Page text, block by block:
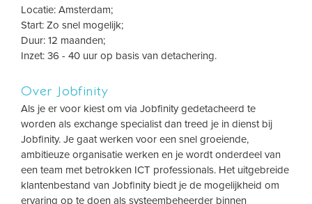
Locatie: Amsterdam;
Start: Zo snel mogelijk;
Duur: 12 maanden;
Inzet: 36 - 40 uur op basis van detachering.
Over Jobfinity
Als je er voor kiest om via Jobfinity gedetacheerd te
worden als exchange specialist dan treed je in dienst bij
Jobfinity. Je gaat werken voor een snel groeiende,
ambitieuze organisatie werken en je wordt onderdeel van
een team met betrokken ICT professionals. Het uitgebreide
klantenbestand van Jobfinity biedt je de mogelijkheid om
ervaring op te doen als systeembeheerder binnen